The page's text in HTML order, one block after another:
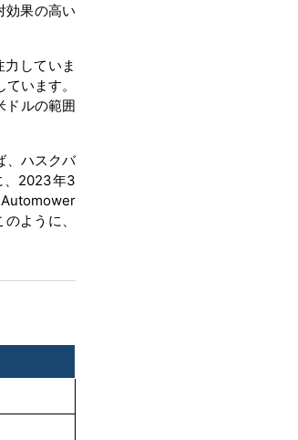
効果の高い
していま
います。
ドルの範囲
、ハスクバ
、2023年3
ように、